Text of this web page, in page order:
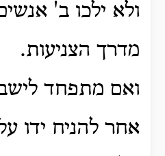
ולא ילכו ב'
מדרך הצניעות.
ואם מתפחד לישב
אחר להניח ידו